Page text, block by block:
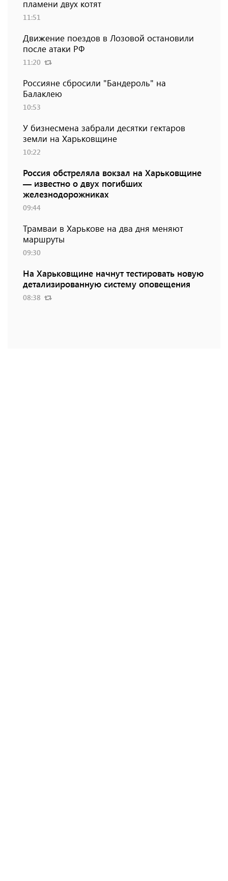
пламени двух котят
11:51
Движение поездов в Лозовой остановили
после атаки РФ
11:20
Россияне сбросили "Бандероль" на
Балаклею
10:53
У бизнесмена забрали десятки гектаров
земли на Харьковщине
10:22
Россия обстреляла вокзал на Харьковщине
— известно о двух погибших
железнодорожниках
09:44
Трамваи в Харькове на два дня меняют
маршруты
09:30
На Харьковщине начнут тестировать новую
детализированную систему оповещения
08:38